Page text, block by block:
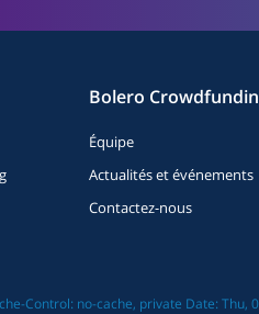
Bolero
Équipe
Actualités et événements
Contactez-nous
Control: no-cache, private Date: Thu,